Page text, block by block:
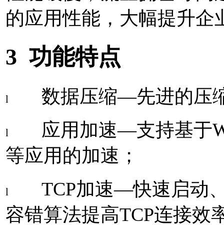
的应用性能，大幅提升企
3 功能特点
l 数据压缩—先进的压
l 应用加速—支持基于
等应用的加速；
l TCP加速—快速启动
容错算法提高TCP连接效